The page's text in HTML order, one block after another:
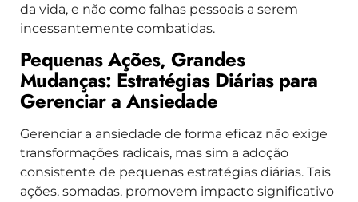
da vida, e não como falhas pessoais a serem
incessantemente combatidas.
Pequenas Ações, Grandes
Mudanças: Estratégias Diárias para
Gerenciar a Ansiedade
Gerenciar a ansiedade de forma eficaz não exige
transformações radicais, mas sim a adoção
consistente de pequenas estratégias diárias. Tais
ações, somadas, promovem impacto significativo